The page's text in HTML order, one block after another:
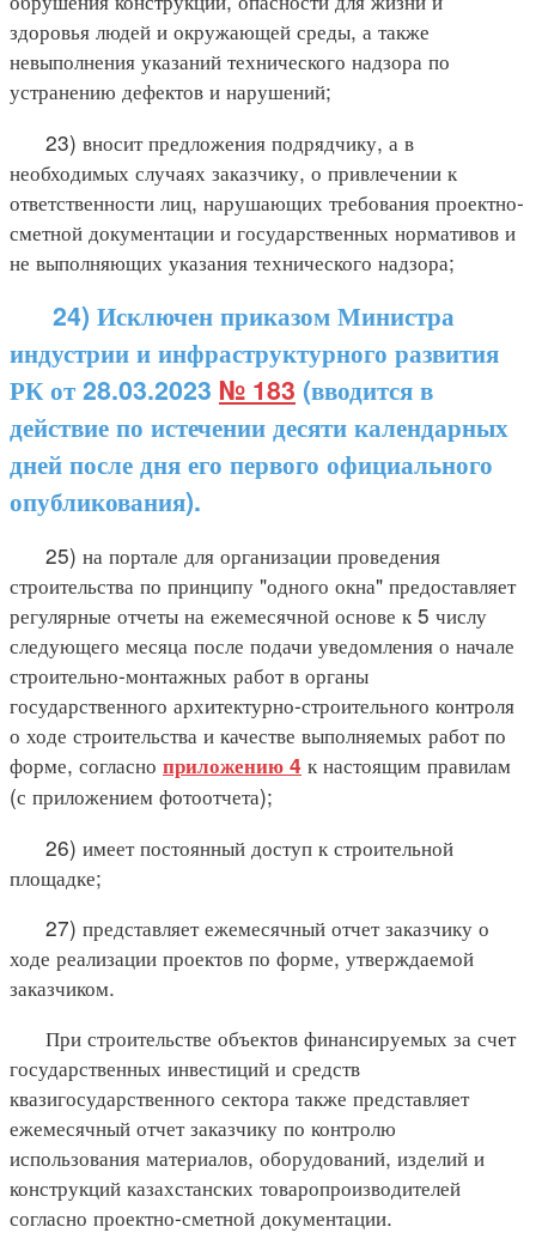
здоровья людей и окружающей среды, а также
невыполнения указаний технического надзора по
устранению дефектов и нарушений;
23) вносит предложения подрядчику, а в
необходимых случаях заказчику, о привлечении к
ответственности лиц, нарушающих требования проектно-
сметной документации и государственных нормативов и
не выполняющих указания технического надзора;
24) Исключен приказом Министра
индустрии и инфраструктурного развития
РК от 28.03.2023 № 183 (вводится в
действие по истечении десяти календарных
дней после дня его первого официального
опубликования).
25) на портале для организации проведения
строительства по принципу "одного окна" предоставляет
регулярные отчеты на ежемесячной основе к 5 числу
следующего месяца после подачи уведомления о начале
строительно-монтажных работ в органы
государственного архитектурно-строительного контроля
о ходе строительства и качестве выполняемых работ по
форме, согласно приложению 4 к настоящим правилам
(с приложением фотоотчета);
26) имеет постоянный доступ к строительной
площадке;
27) представляет ежемесячный отчет заказчику о
ходе реализации проектов по форме, утверждаемой
заказчиком.
При строительстве объектов финансируемых за счет
государственных инвестиций и средств
квазигосударственного сектора также представляет
ежемесячный отчет заказчику по контролю
использования материалов, оборудований, изделий и
конструкций казахстанских товаропроизводителей
согласно проектно-сметной документации.